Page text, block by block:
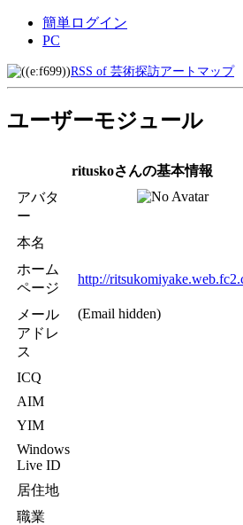
簡単ログイン
PC
RSS of 芸術探訪アートマップ
ユーザーモジュール
rituskoさんの基本情報
アバタ
ー
本名
ホーム
ページ
http://
メール
アドレ
ス
(Email hidden)
ICQ
AIM
YIM
Windows
Live ID
居住地
職業